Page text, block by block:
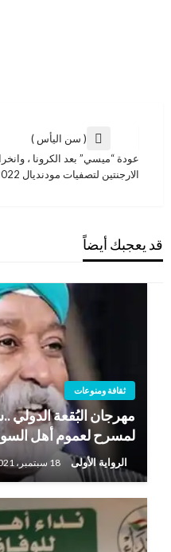
المقالات
المقالة
السابقة
( سن اليأس )
المقالة
عودة “ميسي” بعد الكرونا ،
الارجنتين لتصفيات مودنديال 2022
قد يعجبك أيضاً
ثقافة ومنوعات
مهرجان البُقعة
لمسرح لعموم أهل
الرواية الأولى 18 سبتمبر، 2021